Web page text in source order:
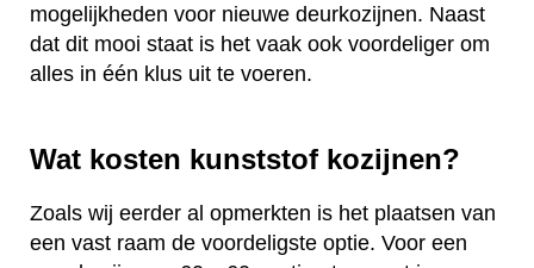
mogelijkheden voor nieuwe deurkozijnen. Naast
dat dit mooi staat is het vaak ook voordeliger om
alles in één klus uit te voeren.
Wat kosten kunststof kozijnen?
Zoals wij eerder al opmerkten is het plaatsen van
een vast raam de voordeligste optie. Voor een